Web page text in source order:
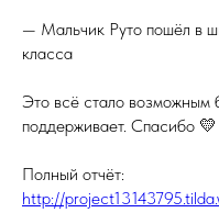
— Мальчик Руто пошёл в
класса
Это всё стало возможным
поддерживает. Спасибо 💛
Полный отчёт:
http://